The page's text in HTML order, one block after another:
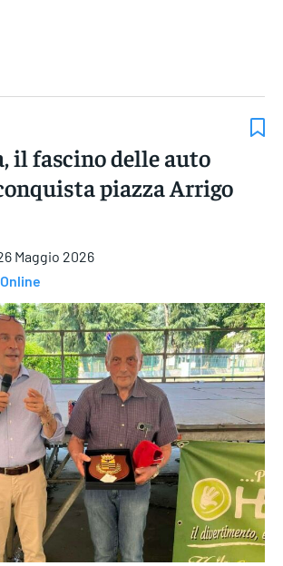
il fascino delle auto
piazza Arrigo
Maggio 2026